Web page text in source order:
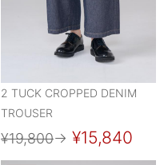
2 TUCK CROPPED DENIM
TROUSER
¥19,800→ ¥15,840